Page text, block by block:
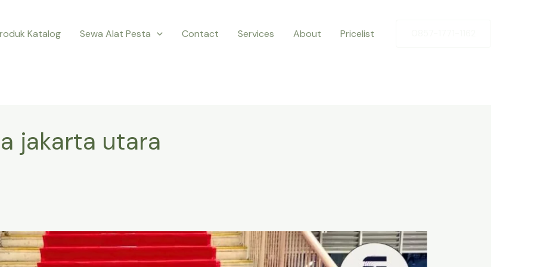
Katalog Sewa Alat Pesta Contact Services About Pricelist
jakarta utara